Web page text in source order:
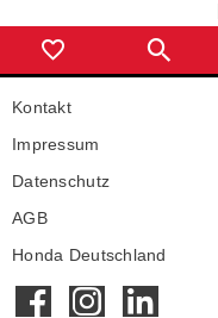
Sonderangebote
Service & Zubehör
Unser Autohaus
Kontakt
Impressum
Datenschutz
AGB
Honda Deutschland